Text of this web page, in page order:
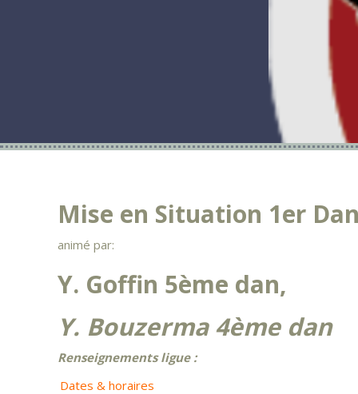
Mise en Situation 1er
animé par:
Y. Goffin 5ème dan,
Y. Bouzerma 4ème dan
Renseignements ligue :
Dates & horaires